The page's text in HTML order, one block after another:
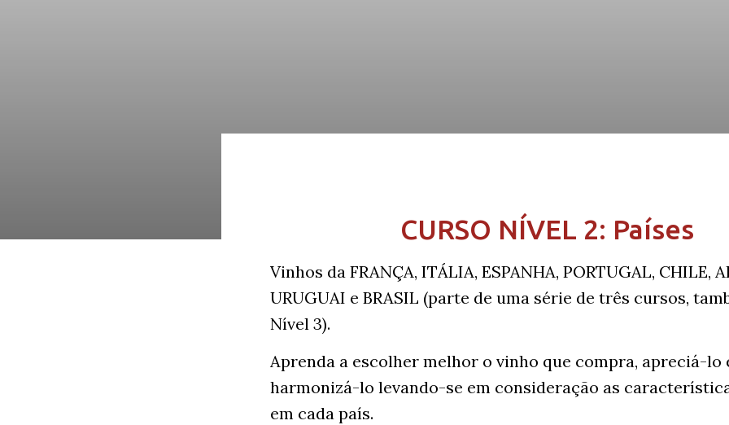
CURSO NÍVEL 2: Países
Vinhos da FRANÇA, ITÁLIA, ESPANHA, PORTUGAL, CHILE,
URUGUAI e BRASIL (parte de uma série de três cursos,
Nível 3).
Aprenda a escolher melhor o vinho que compra, apreciá-lo
harmonizá-lo levando-se em consideração as
em cada país.